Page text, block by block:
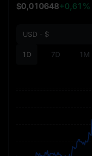
$0,010648+0,61%
1D 7D 1M
USD - $